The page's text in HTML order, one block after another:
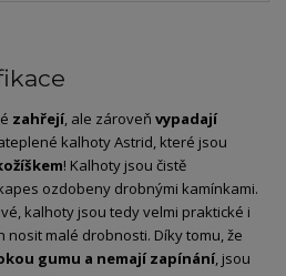
zahřejí, ale zároveň vypadají
kalhoty Astrid, které jsou
! Kalhoty jsou čistě
ozdobeny drobnými kamínkami.
kalhoty jsou tedy velmi praktické i
malé drobnosti. Díky tomu, že
gumu a nemají zapínání, jsou